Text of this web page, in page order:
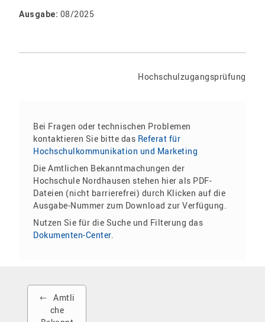
Ausgabe: 08/2025
Hochschulzugangsprüfung
Bei Fragen oder technischen Problemen
kontaktieren Sie bitte das Referat für
Hochschulkommunikation und Marketing
Die Amtlichen Bekanntmachungen der
Hochschule Nordhausen stehen hier als PDF-
Dateien (nicht barrierefrei) durch Klicken auf die
Ausgabe-Nummer zum Download zur Verfügung.
Nutzen Sie für die Suche und Filterung das
Dokumenten-Center.
Amtli
che